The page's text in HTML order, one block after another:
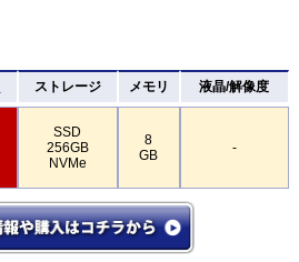
ストレージ メモリ 液晶/解像度
SSD
256GB
NVMe
8
GB
-